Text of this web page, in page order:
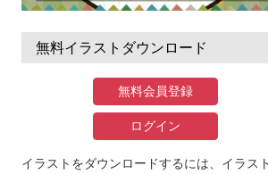
無料イラストダウンロード
無料会員登録
ログイン
イラストをダウンロードするには、イラス